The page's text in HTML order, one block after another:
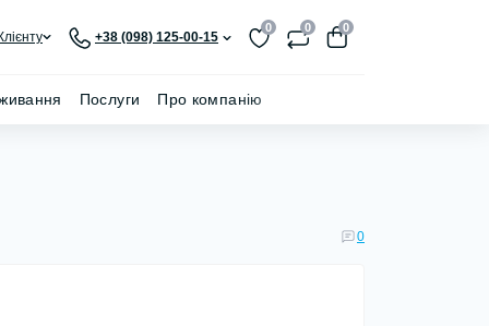
Клієнту +38 (098) 125-00-15
0 0 0
Послуги Про компанію
0